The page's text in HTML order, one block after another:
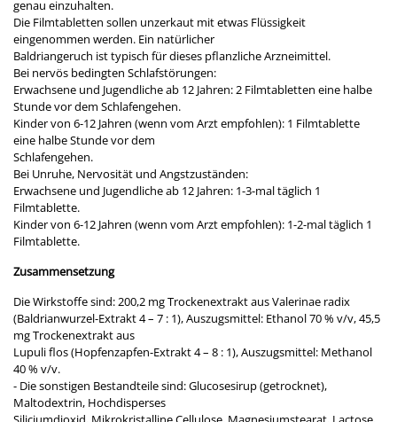
genau einzuhalten.
Die Filmtabletten sollen unzerkaut mit etwas Flüssigkeit
eingenommen werden. Ein natürlicher
Baldriangeruch ist typisch für dieses pflanzliche Arzneimittel.
Bei nervös bedingten Schlafstörungen:
Erwachsene und Jugendliche ab 12 Jahren: 2 Filmtabletten eine halbe
Stunde vor dem Schlafengehen.
Kinder von 6-12 Jahren (wenn vom Arzt empfohlen): 1 Filmtablette
eine halbe Stunde vor dem
Schlafengehen.
Bei Unruhe, Nervosität und Angstzuständen:
Erwachsene und Jugendliche ab 12 Jahren: 1-3-mal täglich 1
Filmtablette.
Kinder von 6-12 Jahren (wenn vom Arzt empfohlen): 1-2-mal täglich 1
Filmtablette.
Zusammensetzung
Die Wirkstoffe sind: 200,2 mg Trockenextrakt aus Valerinae radix
(Baldrianwurzel-Extrakt 4 – 7 : 1), Auszugsmittel: Ethanol 70 % v/v, 45,5
mg Trockenextrakt aus
Lupuli flos (Hopfenzapfen-Extrakt 4 – 8 : 1), Auszugsmittel: Methanol
40 % v/v.
- Die sonstigen Bestandteile sind: Glucosesirup (getrocknet),
Maltodextrin, Hochdisperses